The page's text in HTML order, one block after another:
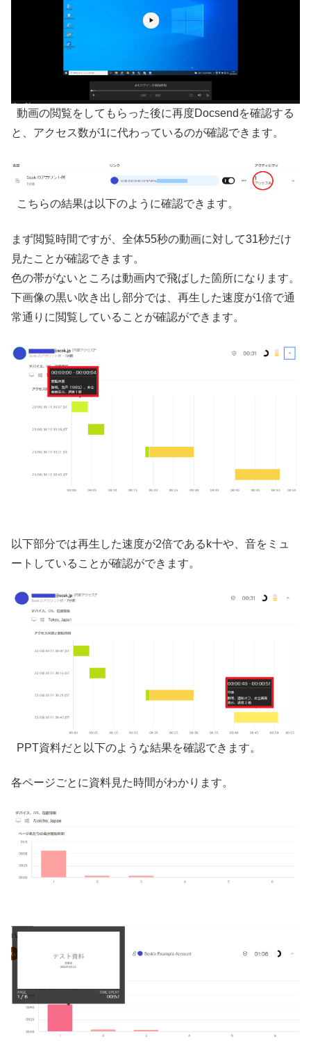
動画の閲覧をしてもらった後に再度Docsendを確認する
と、アクセス数が1に代わっているのが確認できます。
こちらの結果は以下のように確認できます。
まず閲覧時間ですが、全体55秒の動画に対して31秒だけ
見たことが確認できます。
色の帯がないところは動画内で飛ばした箇所になります。
下画像の黒い吹き出し部分では、再生した速度が1倍で通
常通りに閲覧していることが確認ができます。
以下部分では再生した速度が2倍であるk十や、音をミュ
ートしていることが確認ができます。
PPT資料だと以下のような結果を確認できます。
各ページごとに資料見た時間がわかります。